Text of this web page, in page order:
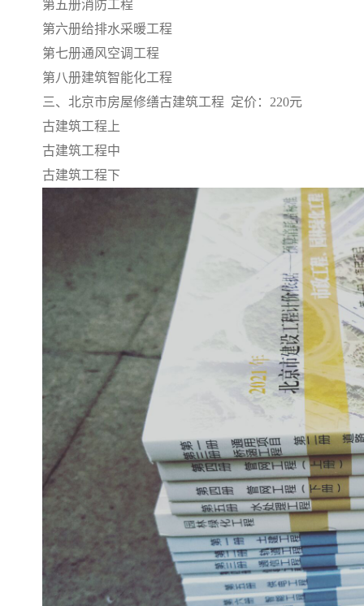
第五册消防工程
第六册给排水采暖工程
第七册通风空调工程
第八册建筑智能化工程
三、北京市房屋修缮古建筑工程 定价：220元
古建筑工程上
古建筑工程中
古建筑工程下